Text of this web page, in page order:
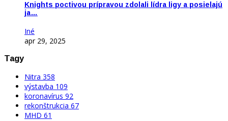
Knights poctivou prípravou zdolali lídra ligy a posielajú
ja…
Iné
apr 29, 2025
Tagy
Nitra 358
výstavba 109
koronavírus 92
rekonštrukcia 67
MHD 61